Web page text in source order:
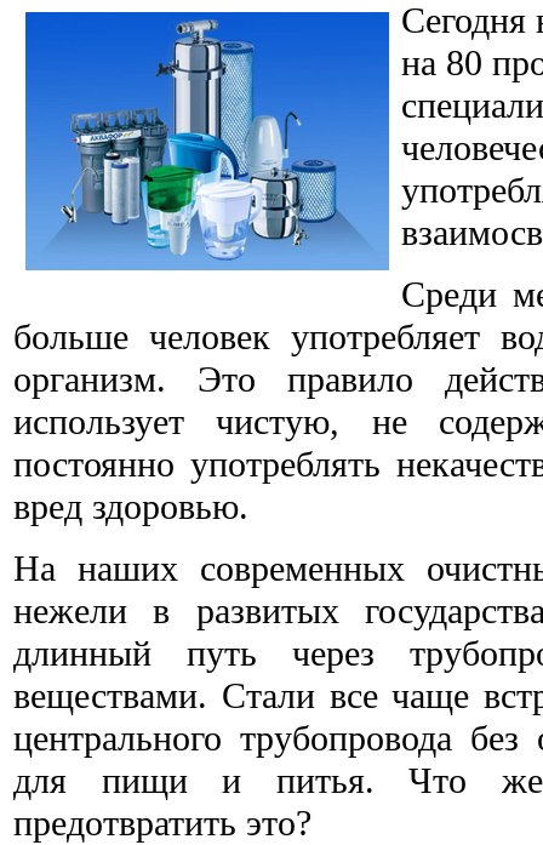
Сегодня
на 80
Среди
больше человек употребляет
организм. Это правило
использует чистую, не
постоянно употреблять
вред здоровью.
На наших современных
нежели в развитых
длинный путь через
веществами. Стали все чаще
центрального трубопровода
для пищи и питья. Что же
предотвратить это?